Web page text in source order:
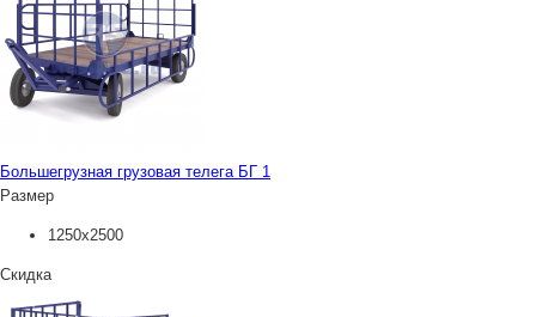
Большегрузная грузовая телега БГ 1
Размер
1250х2500
Скидка